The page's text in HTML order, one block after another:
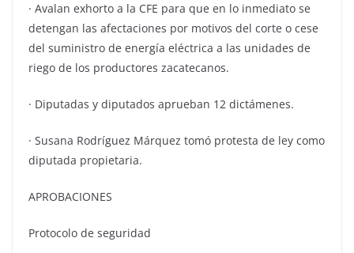
· Avalan exhorto a la CFE para que en lo inmediato se
detengan las afectaciones por motivos del corte o cese
del suministro de energía eléctrica a las unidades de
riego de los productores zacatecanos.
· Diputadas y diputados aprueban 12 dictámenes.
· Susana Rodríguez Márquez tomó protesta de ley como
diputada propietaria.
APROBACIONES
Protocolo de seguridad